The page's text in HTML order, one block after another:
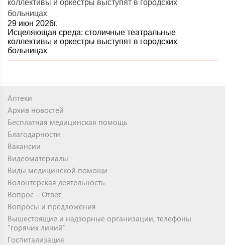
29 июн 2026г.
Исцеляющая среда: столичные театральные
коллективы и оркестры выступят в городских
больницах
Аптеки
Архив новостей
Бесплатная медицинская помощь
Благодарности
Вакансии
Видеоматериалы
Виды медицинской помощи
Волонтерская деятельность
Вопрос – Ответ
Вопросы и предложения
Вышестоящие и надзорные организации, телефоны
"горячих линий"
Госпитализация